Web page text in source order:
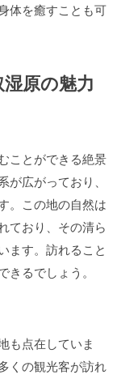
体を癒すことも可
原の魅力
ことができる絶景
広がっており、
。この地の自然は
ており、その清ら
ます。訪れること
るでしょう。
も点在していま
くの観光客が訪れ